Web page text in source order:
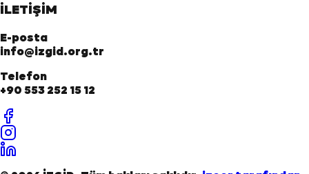
İLETİŞİM
E-posta
info@izgid.org.tr
Telefon
+90 553 252 15 12